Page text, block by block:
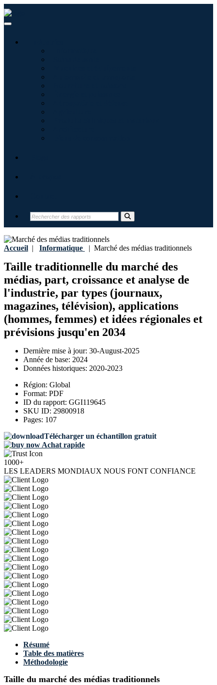
Accueil | Informatique | Marché des médias traditionnels
Taille traditionnelle du marché des
médias, part, croissance et analyse de
l'industrie, par types (journaux,
magazines, télévision), applications
(hommes, femmes) et idées régionales et
prévisions jusqu'en 2034
Dernière mise à jour: 30-August-2025
Année de base: 2024
Données historiques: 2020-2023
Région: Global
Format: PDF
ID du rapport: GGI119645
SKU ID: 29800918
Pages: 107
Télécharger un échantillon gratuit
Achat rapide
1000+
LES LEADERS MONDIAUX NOUS FONT CONFIANCE
Résumé
Table des matières
Méthodologie
Taille du marché des médias traditionnels